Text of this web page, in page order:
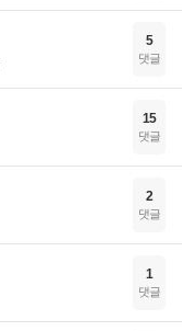
5
댓글
15
댓글
2
댓글
1
댓글